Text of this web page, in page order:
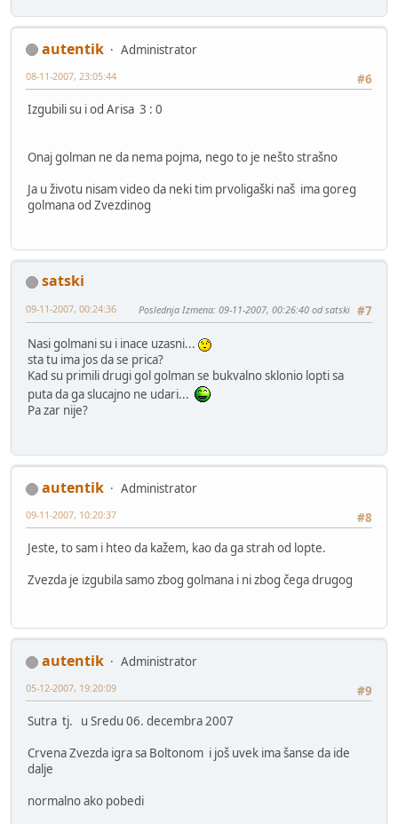
autentik
Administrator
#6
08-11-2007, 23:05:44
Izgubili su i od Arisa 3 : 0
Onaj golman ne da nema pojma, nego to je nešto strašno
Ja u životu nisam video da neki tim prvoligaški naš ima goreg
golmana od Zvezdinog
satski
#7
09-11-2007, 00:24:36 Poslednja Izmena: 09-11-2007, 00:26:40 od satski
Nasi golmani su i inace uzasni...
sta tu ima jos da se prica?
Kad su primili drugi gol golman se bukvalno sklonio lopti sa
puta da ga slucajno ne udari...
Pa zar nije?
autentik
Administrator
#8
09-11-2007, 10:20:37
Jeste, to sam i hteo da kažem, kao da ga strah od lopte.
Zvezda je izgubila samo zbog golmana i ni zbog čega drugog
autentik
Administrator
#9
05-12-2007, 19:20:09
Sutra tj. u Sredu 06. decembra 2007
Crvena Zvezda igra sa Boltonom i još uvek ima šanse da ide
dalje
normalno ako pobedi